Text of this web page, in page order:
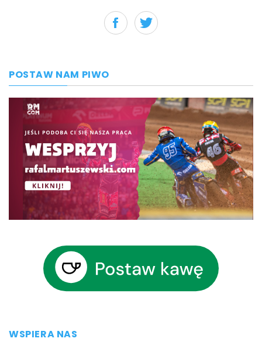
POSTAW NAM PIWO
WSPIERA NAS